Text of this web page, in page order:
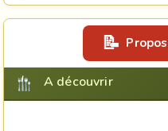
A découvrir